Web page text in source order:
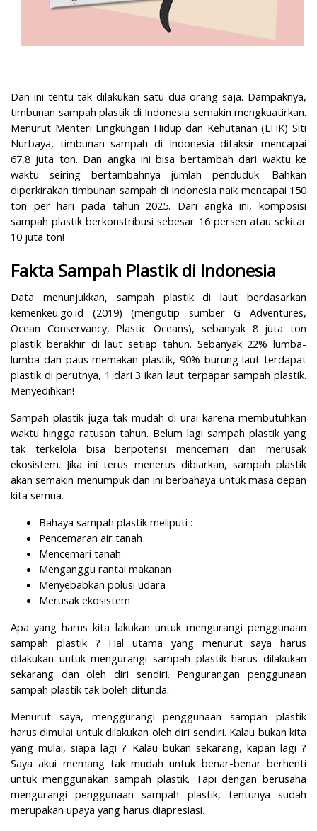
Dan ini tentu tak dilakukan satu dua orang saja. Dampaknya,
timbunan sampah plastik di Indonesia semakin mengkuatirkan.
Menurut Menteri Lingkungan Hidup dan Kehutanan (LHK) Siti
Nurbaya, timbunan sampah di Indonesia ditaksir mencapai
67,8 juta ton. Dan angka ini bisa bertambah dari waktu ke
waktu seiring bertambahnya jumlah penduduk. Bahkan
diperkirakan timbunan sampah di Indonesia naik mencapai 150
ton per hari pada tahun 2025. Dari angka ini, komposisi
sampah plastik berkonstribusi sebesar 16 persen atau sekitar
10 juta ton!
Fakta Sampah Plastik di Indonesia
Data menunjukkan, sampah plastik di laut berdasarkan
kemenkeu.go.id (2019)(mengutip sumber G Adventures,
Ocean Conservancy, Plastic Oceans), sebanyak 8 juta ton
plastik berakhir di laut setiap tahun. Sebanyak 22% lumba-
lumba dan paus memakan plastik, 90% burung laut terdapat
plastik di perutnya, 1 dari 3 ikan laut terpapar sampah plastik.
Menyedihkan!
Sampah plastik juga tak mudah di urai karena membutuhkan
waktu hingga ratusan tahun. Belum lagi sampah plastik yang
tak terkelola bisa berpotensi mencemari dan merusak
ekosistem. Jika ini terus menerus dibiarkan, sampah plastik
akan semakin menumpuk dan ini berbahaya untuk masa depan
kita semua.
Bahaya sampah plastik meliputi :
Pencemaran air tanah
Mencemari tanah
Menganggu rantai makanan
Menyebabkan polusi udara
Merusak ekosistem
Apa yang harus kita lakukan untuk mengurangi penggunaan
sampah plastik ? Hal utama yang menurut saya harus
dilakukan untuk mengurangi sampah plastik harus dilakukan
sekarang dan oleh diri sendiri. Pengurangan penggunaan
sampah plastik tak boleh ditunda.
Menurut saya, menggurangi penggunaan sampah plastik
harus dimulai untuk dilakukan oleh diri sendiri. Kalau bukan kita
yang mulai, siapa lagi ? Kalau bukan sekarang, kapan lagi ?
Saya akui memang tak mudah untuk benar-benar berhenti
untuk menggunakan sampah plastik. Tapi dengan berusaha
mengurangi penggunaan sampah plastik, tentunya sudah
merupakan upaya yang harus diapresiasi.